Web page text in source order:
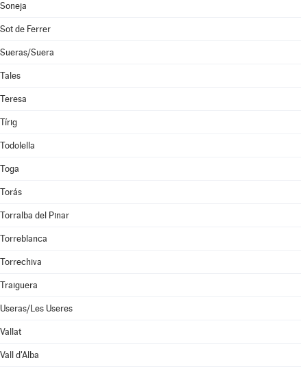
Soneja
Sot de Ferrer
Sueras/Suera
Tales
Teresa
Tírig
Todolella
Toga
Torás
Torralba del Pinar
Torreblanca
Torrechiva
Traiguera
Useras/Les Useres
Vallat
Vall d'Alba